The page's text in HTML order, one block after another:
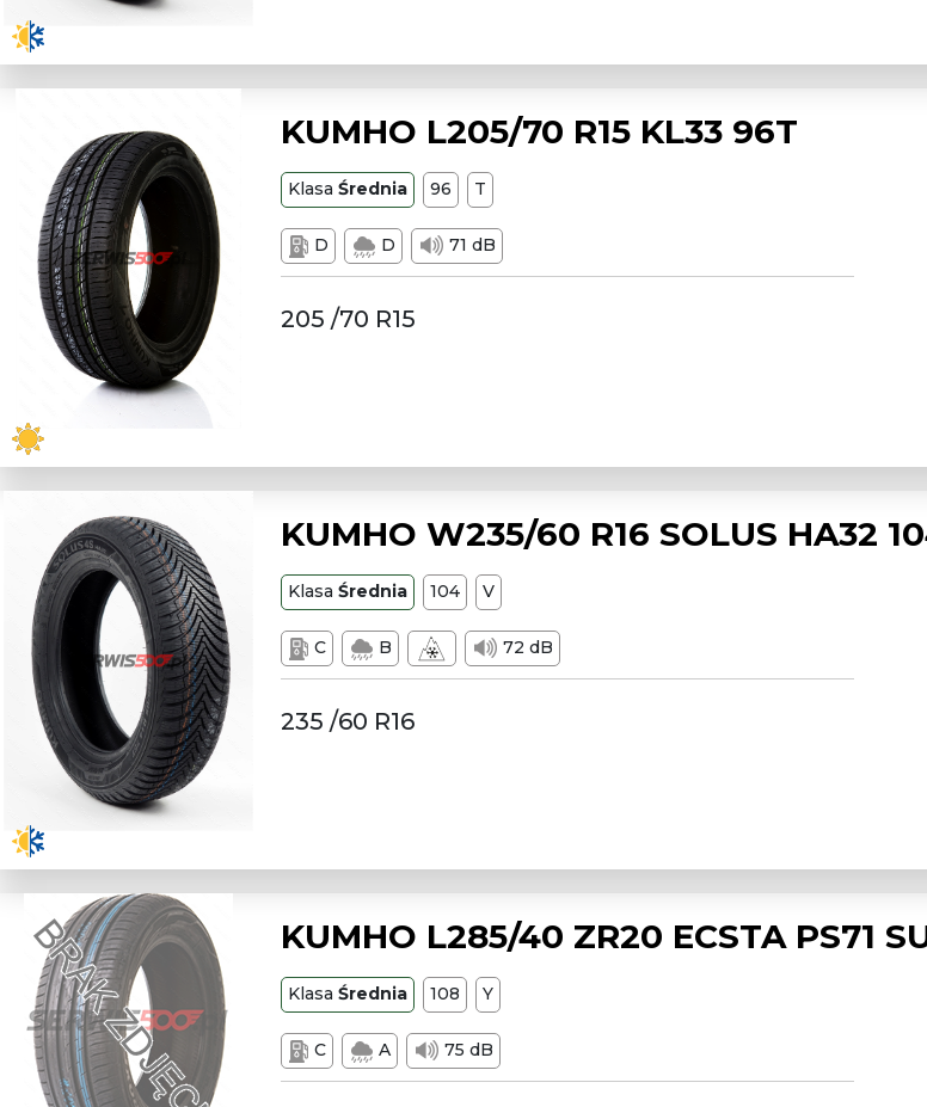
KUMHO L205/70 R15 KL33 96T
Klasa Średnia 96 T
D D 71 dB
205 /70 R15
KUMHO W235/60 R16 SOLUS HA32
Klasa Średnia 104 V
C B 72 dB
235 /60 R16
KUMHO L285/40 ZR20 ECSTA PS71
Klasa Średnia 108 Y
C A 75 dB